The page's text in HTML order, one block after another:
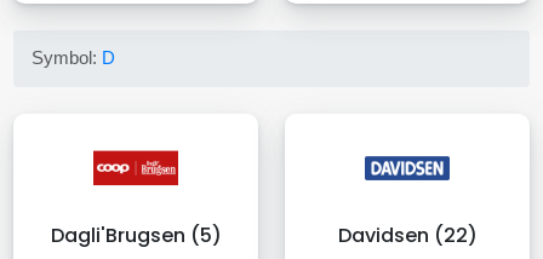
Symbol: D
Dagli'Brugsen (5) Davidsen (22)